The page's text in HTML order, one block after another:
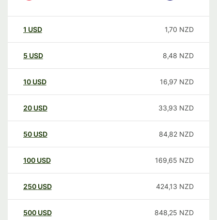
1 USD 1,70 NZD
5 USD 8,48 NZD
10 USD 16,97 NZD
20 USD 33,93 NZD
50 USD 84,82 NZD
100 USD 169,65 NZD
250 USD 424,13 NZD
500 USD 848,25 NZD